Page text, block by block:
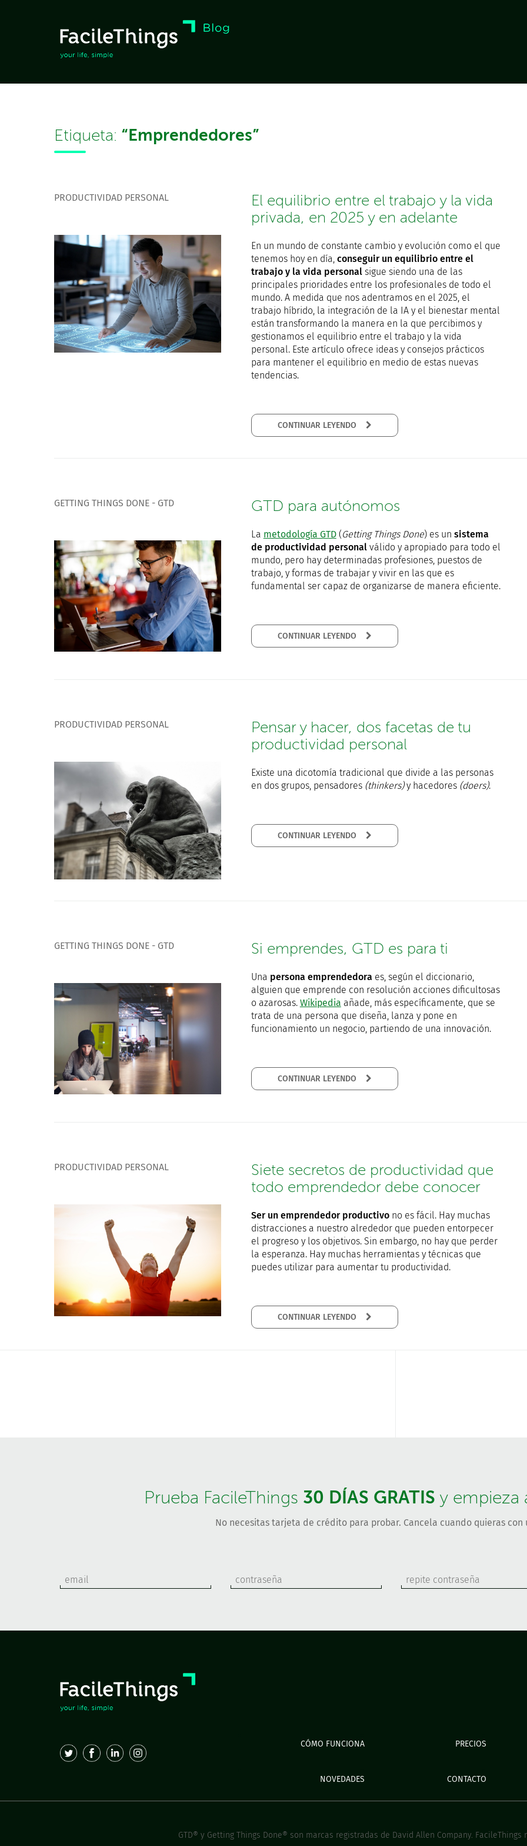
Etiqueta: “Emprendedores”
PRODUCTIVIDAD PERSONAL
El equilibrio entre el trabajo y la vida
privada, en 2025 y en adelante
En un mundo de constante cambio y evolución como el que
tenemos hoy en día, conseguir un equilibrio entre el
trabajo y la vida personalsigue siendo una de las
principales prioridades entre los profesionales de todo el
mundo. A medida que nos adentramos en el 2025, el
trabajo híbrido, la integración de la IA y el bienestar mental
están transformando la manera en la que percibimos y
gestionamos el equilibrio entre el trabajo y la vida
personal. Este artículo ofrece ideas y consejos prácticos
para mantener el equilibrio en medio de estas nuevas
tendencias.
GETTING THINGS DONE - GTD GTD para autónomos
La metodología GTD(Getting Things Done) es un sistema
de productividad personalválido y apropiado para todo el
mundo, pero hay determinadas profesiones, puestos de
trabajo, y formas de trabajar y vivir en las que es
fundamental ser capaz de organizarse de manera eficiente.
PRODUCTIVIDAD PERSONAL
Pensar y hacer, dos facetas de tu
productividad personal
Existe una dicotomía tradicional que divide a las personas
en dos grupos, pensadores (thinkers)y hacedores (doers).
GETTING THINGS DONE - GTD Si emprendes, GTD es para ti
Una persona emprendedora es, según el diccionario,
alguien que emprende con resolución acciones dificultosas
o azarosas. Wikipedia añade, más específicamente, que se
trata de una persona que diseña, lanza y pone en
funcionamiento un negocio,​ partiendo de una innovación.
PRODUCTIVIDAD PERSONAL
Siete secretos de productividad que
todo emprendedor debe conocer
Ser un emprendedor productivono es fácil. Hay muchas
distracciones a nuestro alrededor que pueden entorpecer
el progreso y los objetivos. Sin embargo, no hay que perder
la esperanza. Hay muchas herramientas y técnicas que
puedes utilizar para aumentar tu productividad.
Prueba FacileThings 30 DÍAS GRATIS y empieza
No necesitas tarjeta de crédito para probar. Cancela cuando quieras con
CÓMO FUNCIONA PRECIOS
NOVEDADES CONTACTO
GTD® y Getting Things Done® son marcas registradas de David Allen Company.